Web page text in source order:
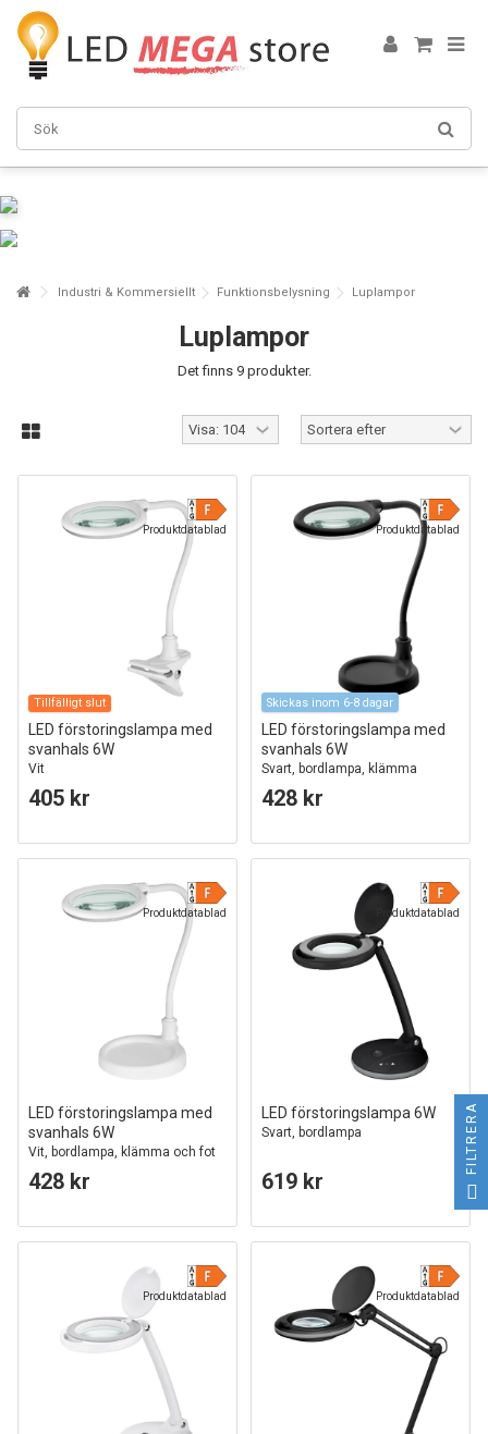
Industri & Kommersiellt Funktionsbelysning Luplampor
Luplampor
Det finns 9 produkter.
Produktdatablad
Tillfälligt slut
LED förstoringslampa med
svanhals 6W
Vit
405 kr
Produktdatablad
Skickas inom 6-8 dagar
LED förstoringslampa med
svanhals 6W
Svart, bordlampa, klämma
428 kr
Produktdatablad
LED förstoringslampa med
svanhals 6W
Vit, bordlampa, klämma och fot
428 kr
Produktdatablad
LED förstoringslampa 6W
Svart, bordlampa
619 kr
Produktdatablad Produktdatablad
FILTRERA